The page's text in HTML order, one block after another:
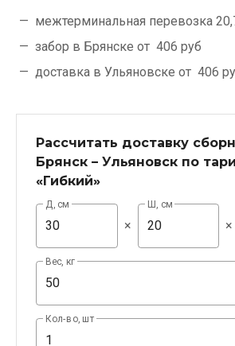
межтерминальная перевозка
забор в Брянске от 406 руб
доставка в Ульяновске от 406
Рассчитать доставку
Брянск – Ульяновск по
«Гибкий»
Д, см
×
Ш, см
×
Вес, кг
Кол-во, шт